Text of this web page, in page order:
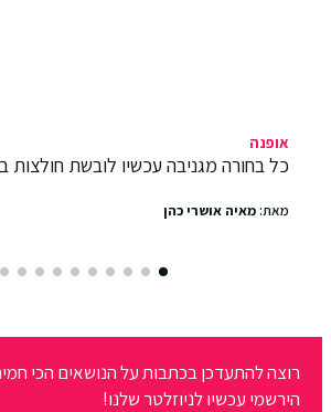
אופנה
כל בחורה מגניבה עכשיו לובשת חולצות
מאת:מאיה אושרי כהן
רוצה להתעדכן בכתבות על הנושאים הכי
הירשמי עכשיו לניוזלטר שלנו!